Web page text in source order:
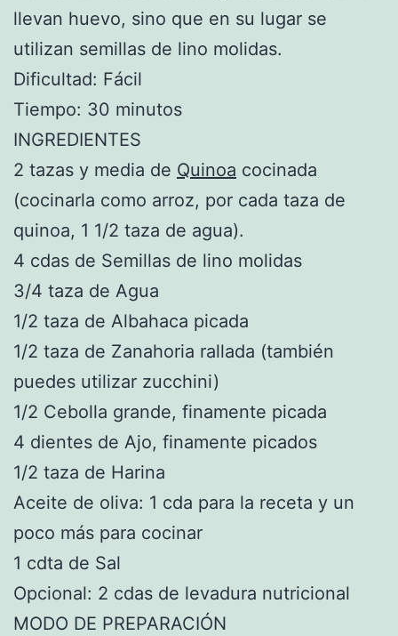
llevan huevo, sino que en su lugar se
utilizan semillas de lino molidas.
Dificultad: Fácil
Tiempo: 30 minutos
INGREDIENTES
2 tazas y media de Quinoa cocinada
(cocinarla como arroz, por cada taza de
quinoa, 1 1/2 taza de agua).
4 cdas de Semillas de lino molidas
3/4 taza de Agua
1/2 taza de Albahaca picada
1/2 taza de Zanahoria rallada (también
puedes utilizar zucchini)
1/2 Cebolla grande, finamente picada
4 dientes de Ajo, finamente picados
1/2 taza de Harina
Aceite de oliva: 1 cda para la receta y un
poco más para cocinar
1 cdta de Sal
Opcional: 2 cdas de levadura nutricional
MODO DE PREPARACIÓN